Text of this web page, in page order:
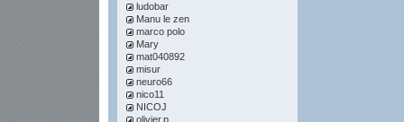
ludobar
Manu le zen
marco polo
Mary
mat040892
misur
neuro66
nico11
NICOJ
olivier.p